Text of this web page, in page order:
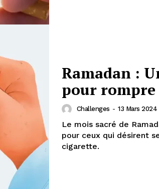
Ramadan :
pour rompre
Challenges - 13 Mars 2024
Le mois sacré de
pour ceux qui désirent
cigarette.